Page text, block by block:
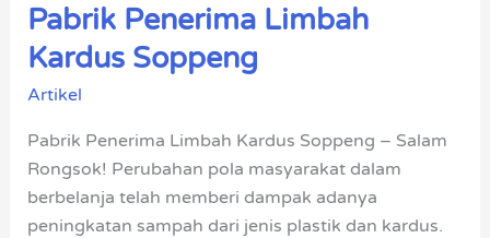
Pabrik Penerima Limbah
Kardus Soppeng
Artikel
Pabrik Penerima Limbah Kardus Soppeng – Salam
Rongsok! Perubahan pola masyarakat dalam
berbelanja telah memberi dampak adanya
peningkatan sampah dari jenis plastik dan kardus.
Pabrik
Penerima
Limbah
Kardus